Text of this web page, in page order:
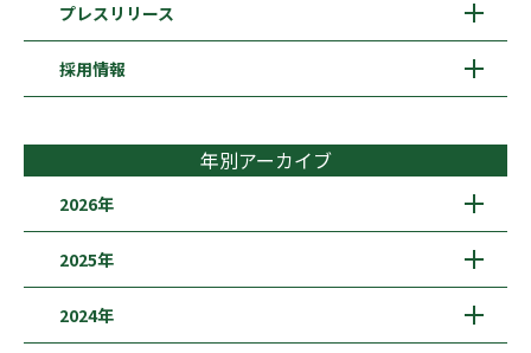
プレスリリース
採用情報
年別アーカイブ
2026年
2025年
2024年